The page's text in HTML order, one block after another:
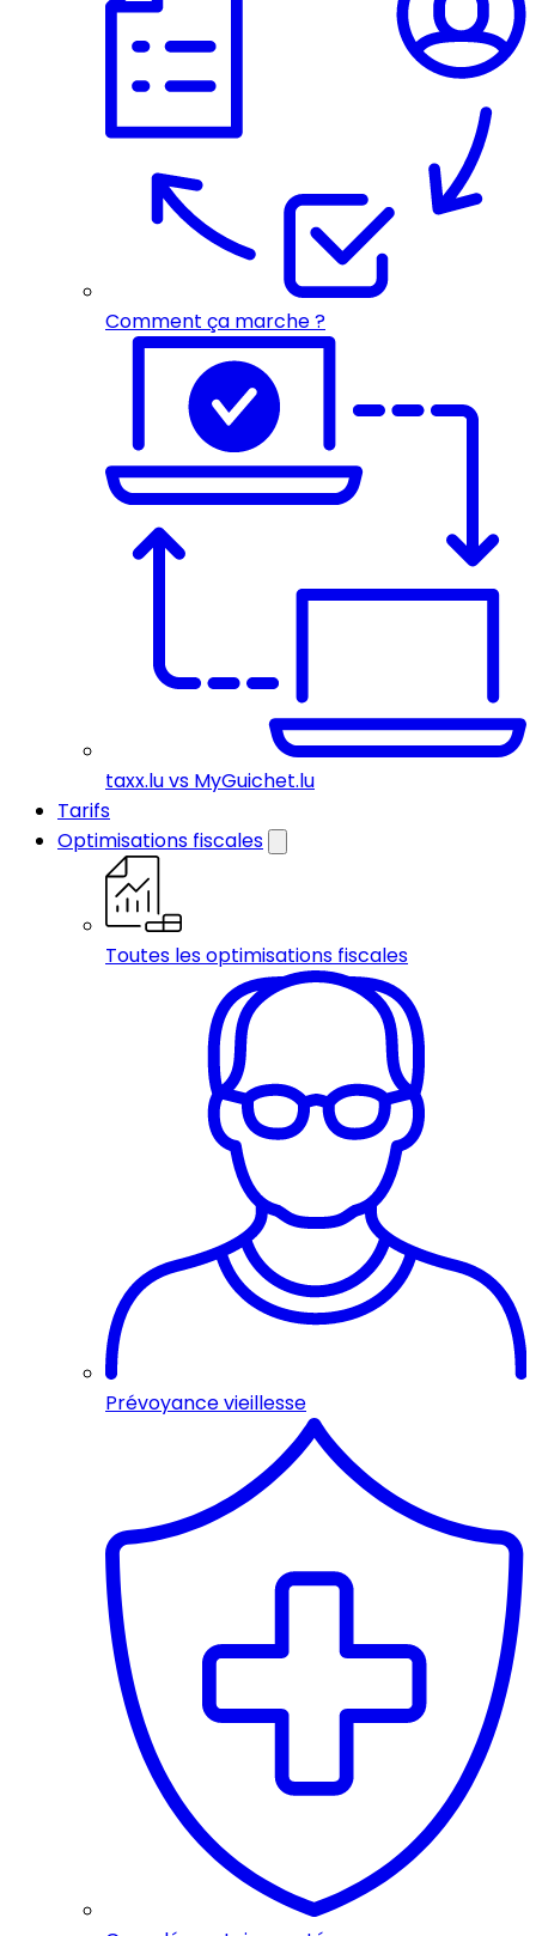
Comment ça marche ?
taxx.lu vs MyGuichet.lu
Tarifs
Optimisations fiscales
Toutes les optimisations fiscales
Prévoyance vieillesse